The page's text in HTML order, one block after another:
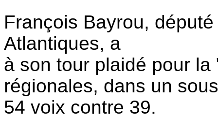
François Bayrou,
Atlantiques, a
à son tour plaidé pour
régionales, dans un
54 voix contre 39.